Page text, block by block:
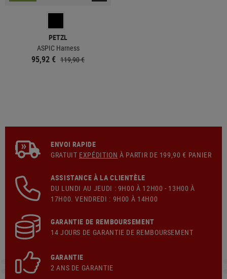
PETZL
ASPIC Harness
95,92 € 119,90 €
ENVOI RAPIDE
GRATUIT EXPÉDITION À PARTIR DE 199,90 € PANIER
ASSISTANCE À LA CLIENTÈLE
DU LUNDI AU JEUDI : 9H00 À 12H00 - 13H00 À
17H00. VENDREDI : 9H00 À 14H00
GARANTIE DE REMBOURSEMENT
14 JOURS DE GARANTIE DE REMBOURSEMENT
GARANTIE
2 ANS DE GARANTIE